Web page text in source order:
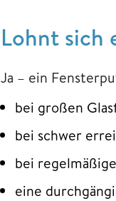
Lohnt sich
Ja – ein
bei großen
bei schwer
bei
eine